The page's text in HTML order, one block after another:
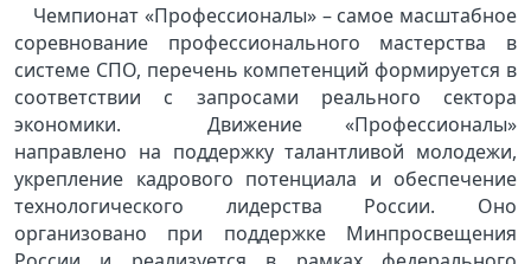
Чемпионат «Профессионалы» – самое масштабное
соревнование профессионального мастерства в
системе СПО, перечень компетенций формируется в
соответствии с запросами реального сектора
экономики. Движение «Профессионалы»
направлено на поддержку талантливой молодежи,
укрепление кадрового потенциала и обеспечение
технологического лидерства России. Оно
организовано при поддержке Минпросвещения